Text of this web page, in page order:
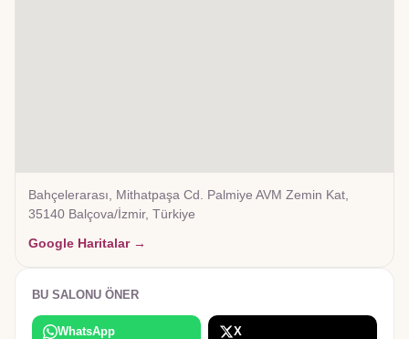
Bahçelerarası, Mithatpaşa Cd. Palmiye AVM Zemin Kat,
35140 Balçova/İzmir, Türkiye
Google Haritalar →
BU SALONU ÖNER
WhatsApp X